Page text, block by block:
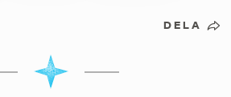
DELA